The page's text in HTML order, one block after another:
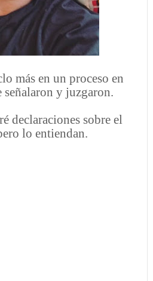
más en un proceso en
señalaron y juzgaron.
declaraciones sobre el
lo entiendan.